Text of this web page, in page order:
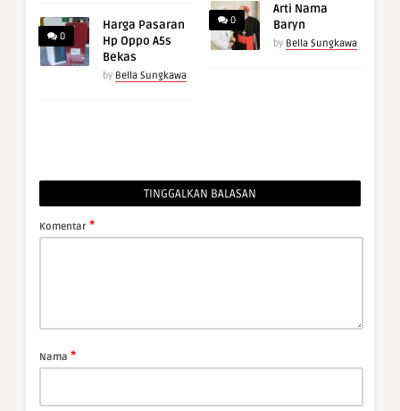
0
Harga Pasaran
Hp Oppo A5s
Bekas
by Bella Sungkawa
0
Arti Nama
Baryn
by Bella Sungkawa
TINGGALKAN BALASAN
Komentar *
Nama *